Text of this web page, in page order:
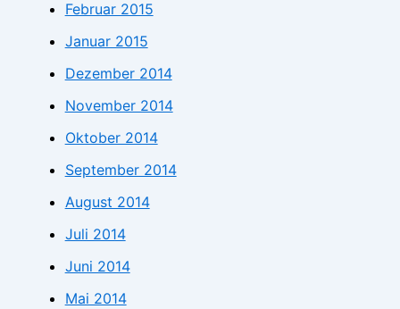
Februar 2015
Januar 2015
Dezember 2014
November 2014
Oktober 2014
September 2014
August 2014
Juli 2014
Juni 2014
Mai 2014